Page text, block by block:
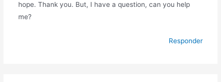
hope. Thank you. But, I have a question, can you help
me?
Responder